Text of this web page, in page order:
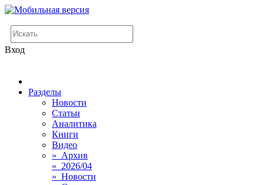
Вход
Разделы
Новости
Статьи
Аналитика
Книги
Видео
» Архив
» 2026/04
» Новости